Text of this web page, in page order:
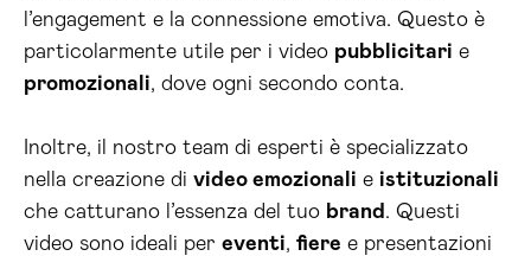
l’engagement e la connessione emotiva. Questo è
particolarmente utile per i video pubblicitari e
promozionali, dove ogni secondo conta.
Inoltre, il nostro team di esperti è specializzato
nella creazione di video emozionali e istituzionali
che catturano l’essenza del tuo brand . Questi
video sono ideali per eventi, fiere e presentazioni